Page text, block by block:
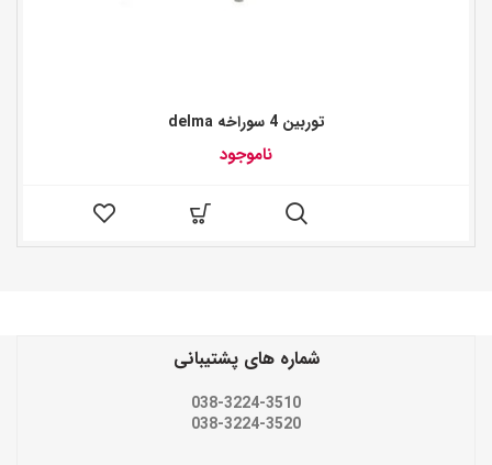
توربین 4 سوراخه delma
ناموجود
شماره های پشتیبانی
038-3224-3510
038-3224-3520